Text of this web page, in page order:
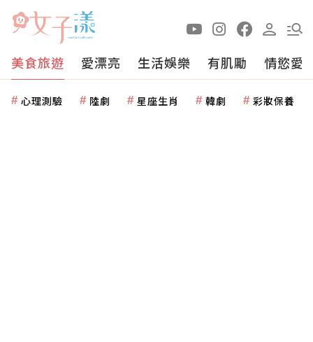
美食旅遊 愛漂亮 生活娛樂 有肌勵 情慾愛
心理測驗 陸劇 星座生肖 韓劇 彩妝保養